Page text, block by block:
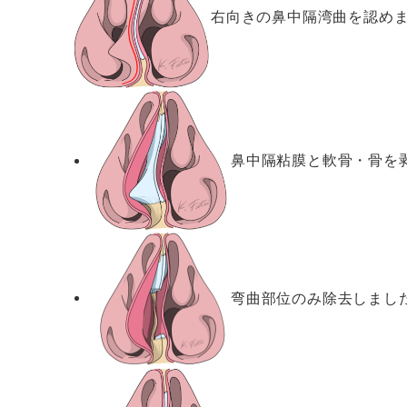
右向きの鼻中隔湾曲を認めま
鼻中隔粘膜と軟骨・骨を
弯曲部位のみ除去しまし